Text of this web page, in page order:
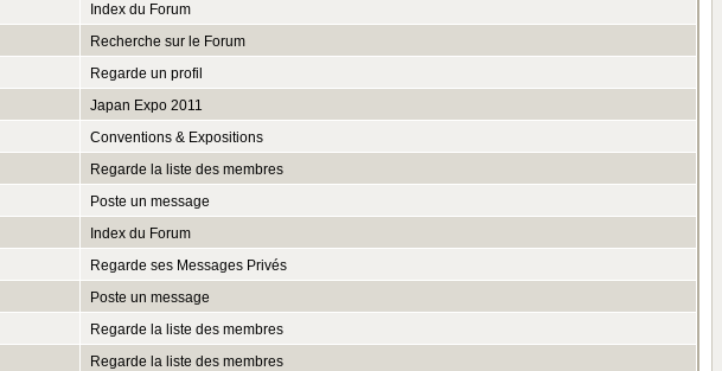
Index du Forum
Recherche sur le Forum
Regarde un profil
Japan Expo 2011
Conventions & Expositions
Regarde la liste des membres
Poste un message
Index du Forum
Regarde ses Messages Privés
Poste un message
Regarde la liste des membres
Regarde la liste des membres